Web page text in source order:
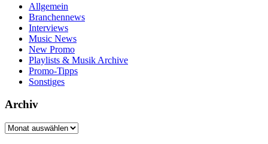
Allgemein
Branchennews
Interviews
Music News
New Promo
Playlists & Musik Archive
Promo-Tipps
Sonstiges
Archiv
Archiv